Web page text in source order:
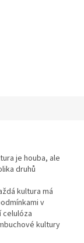
je houba, ale
druhů
kultura má
v
celulóza
kultury